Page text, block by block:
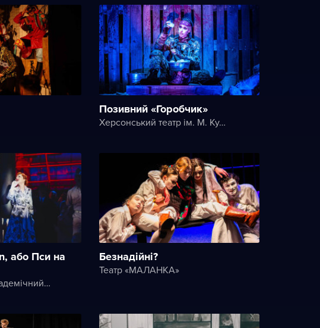
Позивний «Горобчик»
Херсонський театр ім. М. Куліша
або Пси на
Житомирський академічний український музично-драматичний театр ім. І. Кочерги
Безнадійні?
Театр «МАЛАНКА»